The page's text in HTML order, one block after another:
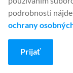
Español (Spanish)
Français (French)
日本語 (Japanese)
Nederlands
podrobnosti
ochrany
Prijať